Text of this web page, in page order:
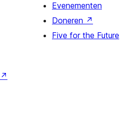
Evenementen
Doneren ↗
Five for the Future
↗